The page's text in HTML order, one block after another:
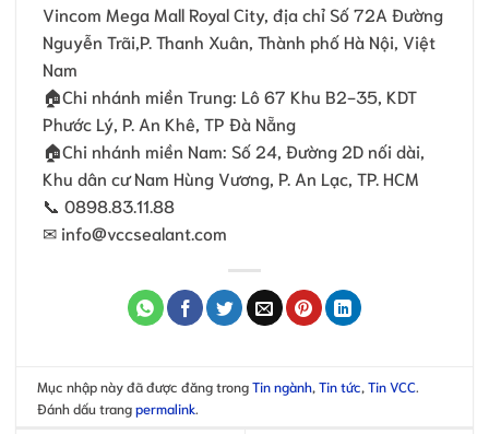
Vincom Mega Mall Royal City, địa chỉ Số 72A Đường
Nguyễn Trãi,P. Thanh Xuân, Thành phố Hà Nội, Việt
Nam
🏠Chi nhánh miền Trung: Lô 67 Khu B2-35, KDT
Phước Lý, P. An Khê, TP Đà Nẵng
🏠Chi nhánh miền Nam: Số 24, Đường 2D nối dài,
Khu dân cư Nam Hùng Vương, P. An Lạc, TP. HCM
📞 0898.83.11.88
✉ info@vccsealant.com
Mục nhập này đã được đăng trongTin ngành ,Tin tức ,Tin VCC
Đánh dấu trangpermalink